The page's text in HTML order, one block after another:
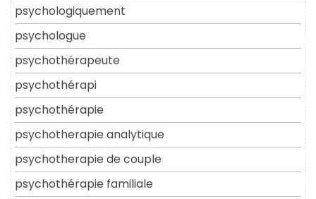
psychologiquement
psychologue
psychothérapeute
psychothérapi
psychothérapie
psychotherapie analytique
psychotherapie de couple
psychothérapie familiale